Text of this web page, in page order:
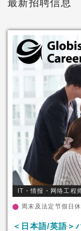
最新招聘信息
IT・情报・网络工程
周末及法定节假日
＜日本語/英語＞